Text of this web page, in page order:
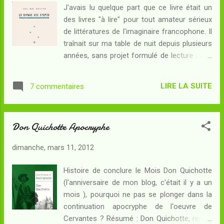
physicien, a réchappé de peu à un
assassinat d'une rare sauvagerie.
Claquemurée dans la "chambre jaune" qui se
trouve dans le pavillon où son père conduit
ses expériences, elle a été agressée par un
de celui-ci parviennent à défoncer la porte,
J'avais lu quelque part que ce livre était un
des livres "à lire" pour tout amateur sérieux
de littératures de l'imaginaire francophone. Il
traînait sur ma table de nuit depuis plusieurs
années, sans projet formulé de lecture ; à la
Ville", capitale d'un Etat oligarchique qui
s'enfonce depuis des siècles dans une
marque les confins du pays : une forteresse
des ruines presque antiques occupent une
l'océan. De l'autre côté du bras de mer, c'est
le Farghestan, une puissance étrangère avec
laquelle la Seigneurerie d'Orsenna est en
guerre depuis trois siècles, une guerre sans
7 commentaires LIRE LA SUITE
Don Quichotte Apocryphe
dimanche, mars 11, 2012
Histoire de conclure le Mois Don Quichotte
(l'anniversaire de mon blog, c'était il y a un
mois ), pourquoi ne pas se plonger dans la
continuation apocryphe de l'oeuvre de
Cervantes ? Résumé : Don Quichotte, rentré